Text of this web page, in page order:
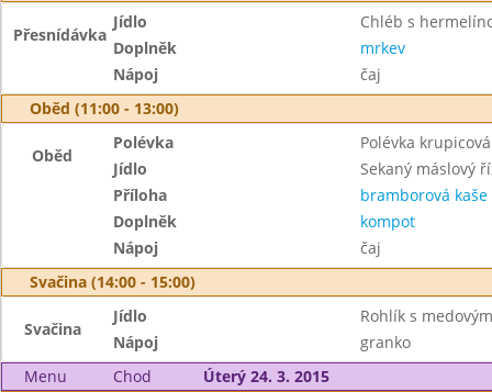
Přesnídávka
Jídlo
Chléb s
Doplněk
mrkev
Nápoj
čaj
Oběd (11:00 - 13:00)
Oběd
Polévka
Polévka
Jídlo
Sekaný máslový
Příloha
bramborová kaše
Doplněk
kompot
Nápoj
čaj
Svačina (14:00 - 15:00)
Svačina
Jídlo
Rohlík s
Nápoj
granko
Menu
Chod
Úterý 24. 3. 2015